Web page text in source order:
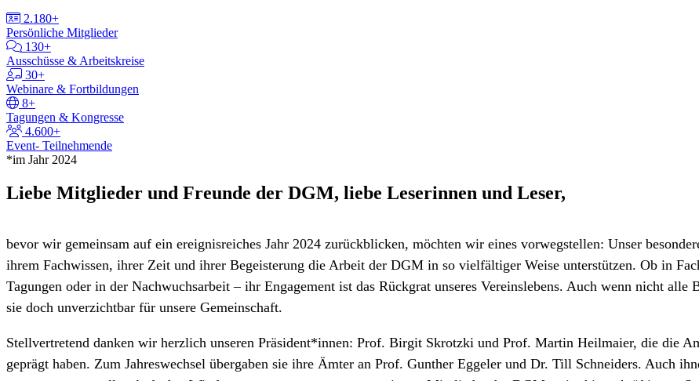
2.180+
Persönliche Mitglieder
130+
Ausschüsse & Arbeitskreise
30+
Webinare & Fortbildungen
8+
Tagungen & Kongresse
4.600+
Event- Teilnehmende
*im Jahr 2024
Liebe Mitglieder und Freunde der DGM, liebe Leserinnen und Leser,
bevor wir gemeinsam auf ein ereignisreiches Jahr 2024 zurückblicken, möchten wir eines vorwegstellen: Unser
ihrem Fachwissen, ihrer Zeit und ihrer Begeisterung die Arbeit der DGM in so vielfältiger Weise unterstützen. Ob in
Tagungen oder in der Nachwuchsarbeit – ihr Engagement ist das Rückgrat unseres Vereinslebens. Auch wenn nicht
sie doch unverzichtbar für unsere Gemeinschaft.
Stellvertretend danken wir herzlich unseren Präsident*innen: Prof. Birgit Skrotzki und Prof. Martin Heilmaier, die die
geprägt haben. Zum Jahreswechsel übergaben sie ihre Ämter an Prof. Gunther Eggeler und Dr. Till Schneiders. Auch